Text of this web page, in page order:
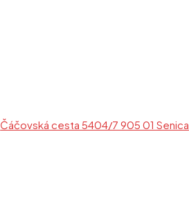
Čáčovská cesta 5404/7 905 01 Senica